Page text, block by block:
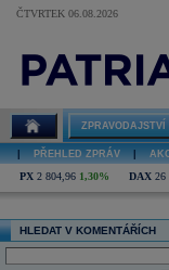
ČTVRTEK 06.08.2026
ZPRAVODAJSTVÍ
PŘEHLED ZPRÁV
PX 2 804,96 1,30% DAX 26
HLEDAT V KOMENTÁŘÍCH